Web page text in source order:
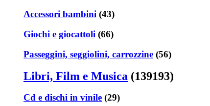
Accessori bambini (43)
Giochi e giocattoli (66)
Passeggini, seggiolini, carrozzine (56)
Libri, Film e Musica (139193)
Cd e dischi in vinile (29)